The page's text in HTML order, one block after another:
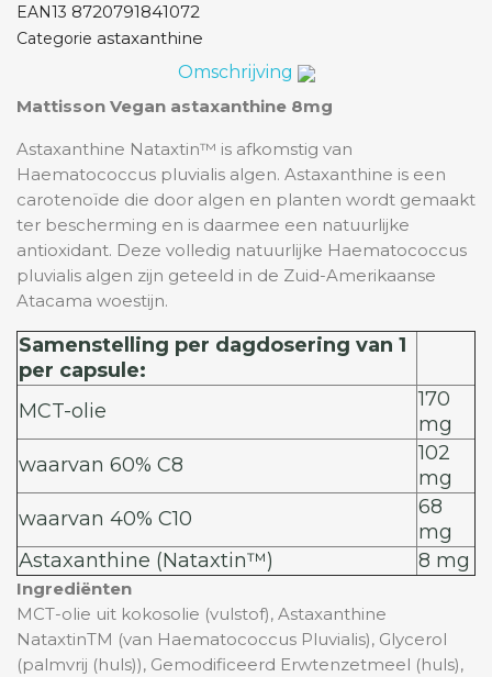
EAN13 8720791841072
Categorie astaxanthine
Omschrijving
Mattisson Vegan astaxanthine 8mg
Astaxanthine Nataxtin™ is afkomstig van
Haematococcus pluvialis algen. Astaxanthine is een
carotenoïde die door algen en planten wordt gemaakt
ter bescherming en is daarmee een natuurlijke
antioxidant. Deze volledig natuurlijke Haematococcus
pluvialis algen zijn geteeld in de Zuid-Amerikaanse
Atacama woestijn.
Samenstelling per dagdosering van 1
per capsule:
MCT-olie
170
mg
waarvan 60% C8
102
mg
waarvan 40% C10
68
mg
Astaxanthine (Nataxtin™)
8 mg
Ingrediënten
MCT-olie uit kokosolie (vulstof), Astaxanthine
NataxtinTM (van Haematococcus Pluvialis), Glycerol
(palmvrij (huls)), Gemodificeerd Erwtenzetmeel (huls),